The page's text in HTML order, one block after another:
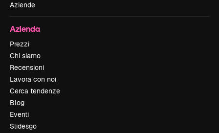
Aziende
Azienda
Prezzi
Chi siamo
Recensioni
Lavora con noi
Cerca tendenze
Blog
Eventi
Slidesgo